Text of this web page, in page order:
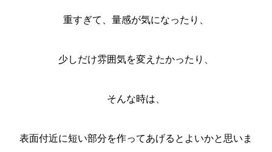
重すぎて、量感が気になったり、
少しだけ雰囲気を変えたかったり、
そんな時は、
表面付近に短い部分を作ってあげるとよいかと思いま